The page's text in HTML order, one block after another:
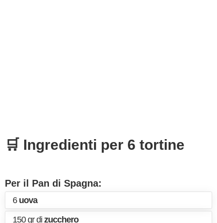
🛒 Ingredienti per 6 tortine
Per il Pan di Spagna:
6 uova
150 gr di zucchero